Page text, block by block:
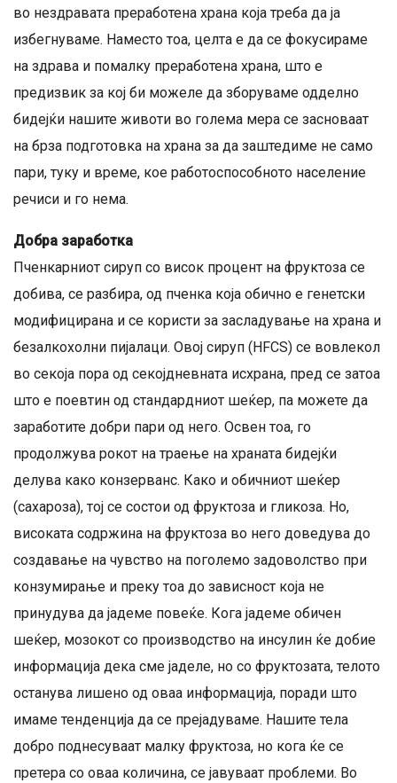
во нездравата преработена храна која треба да ја
избегнуваме. Наместо тоа, целта е да се фокусираме
на здрава и помалку преработена храна, што е
предизвик за кој би можеле да зборуваме одделно
бидејќи нашите животи во голема мера се засноваат
на брза подготовка на храна за да заштедиме не само
пари, туку и време, кое работоспособното население
речиси и го нема.
Добра заработка
Пченкарниот сируп со висок процент на фруктоза се
добива, се разбира, од пченка која обично е генетски
модифицирана и се користи за засладување на храна и
безалкохолни пијалаци. Овој сируп (HFCS) се вовлекол
во секоја пора од секојдневната исхрана, пред се затоа
што е поевтин од стандардниот шеќер, па можете да
заработите добри пари од него. Освен тоа, го
продолжува рокот на траење на храната бидејќи
делува како конзерванс. Како и обичниот шеќер
(сахароза), тој се состои од фруктоза и гликоза. Но,
високата содржина на фруктоза во него доведува до
создавање на чувство на поголемо задоволство при
конзумирање и преку тоа до зависност која не
принудува да јадеме повеќе. Кога јадеме обичен
шеќер, мозокот со производство на инсулин ќе добие
информација дека сме јаделе, но со фруктозата, телото
останува лишено од оваа информација, поради што
имаме тенденција да се прејадуваме. Нашите тела
добро поднесуваат малку фруктоза, но кога ќе се
претера со оваа количина, се јавуваат проблеми. Во